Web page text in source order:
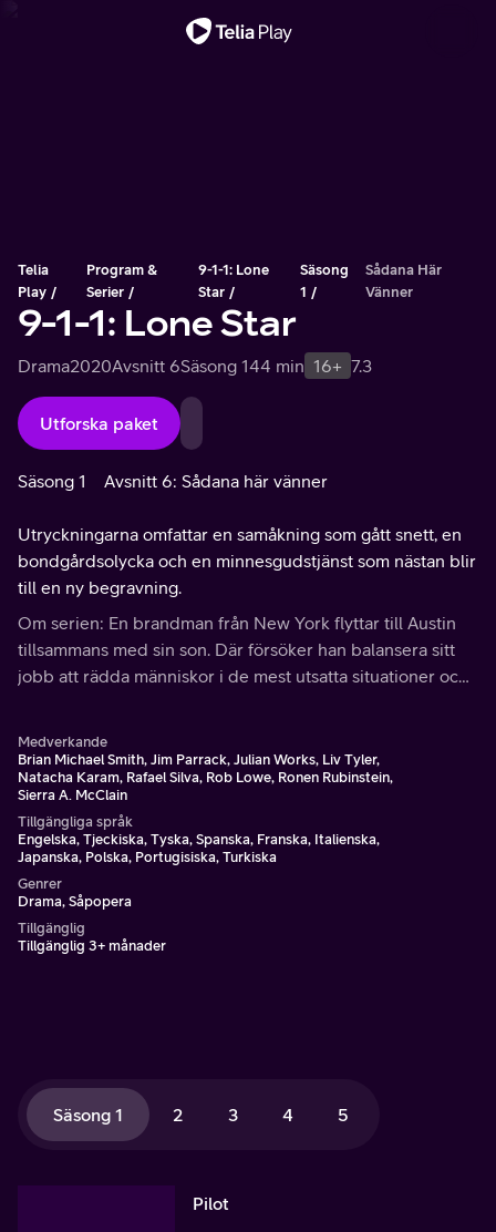
Telia
Play
Program &
Serier
9-1-1: Lone
Star
Säsong
1
Sådana Här
Vänner
9-1-1: Lone Star
Drama2020Avsnitt 6Säsong 144 min 16+ 7.3
Utforska paket
Säsong 1 Avsnitt 6: Sådana här vänner
Utryckningarna omfattar en samåkning som gått snett, en
bondgårdsolycka och en minnesgudstjänst som nästan blir
till en ny begravning.
Om serien: En brandman från New York flyttar till Austin
tillsammans med sin son. Där försöker han balansera sitt
jobb att rädda människor i de mest utsatta situationer och
Medverkande
Brian Michael Smith, Jim Parrack, Julian Works, Liv Tyler,
Natacha Karam, Rafael Silva, Rob Lowe, Ronen Rubinstein,
Sierra A. McClain
Tillgängliga språk
Engelska, Tjeckiska, Tyska, Spanska, Franska, Italienska,
Japanska, Polska, Portugisiska, Turkiska
Genrer
Drama, Såpopera
Tillgänglig
Tillgänglig 3+ månader
Säsong 1 2 3 4 5
Pilot